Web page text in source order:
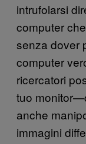
intrufolarsi
computer
senza dover
computer
ricercatori
tuo
anche
immagini